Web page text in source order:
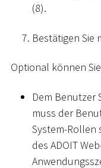
(8).
Bestätigen Sie
Optional können
Dem Benutzer
muss der
System-Rollen
des ADOIT